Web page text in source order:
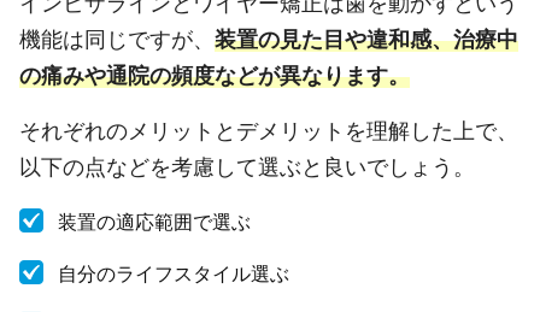
機能は同じですが、 装置の見た目や違和感、治療中
の痛みや通院の頻度などが異なります。
それぞれのメリットとデメリットを理解した上で、
以下の点などを考慮して選ぶと良いでしょう。
装置の適応範囲で選ぶ
自分のライフスタイル選ぶ